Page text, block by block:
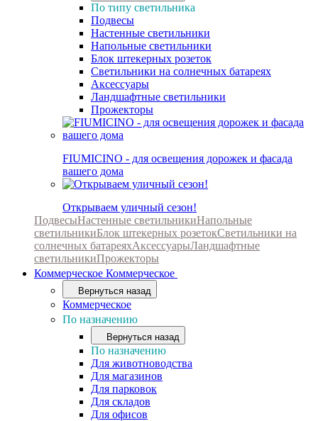
По типу светильника
Подвесы
Настенные светильники
Напольные светильники
Блок штекерных розеток
Светильники на солнечных батареях
Аксессуары
Ландшафтные светильники
Прожекторы
FIUMICINO - для освещения дорожек и фасада
вашего дома
Открываем уличный сезон!
ПодвесыНастенные светильникиНапольные
светильникиБлок штекерных розетокСветильники на
солнечных батареяхАксессуарыЛандшафтные
светильникиПрожекторы
Коммерческое Коммерческое
Вернуться назад
Коммерческое
По назначению
Вернуться назад
По назначению
Для животноводства
Для магазинов
Для парковок
Для складов
Для офисов